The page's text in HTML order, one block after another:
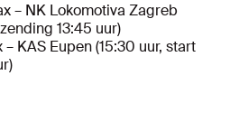
– NK Lokomotiva Zagreb
13:45 uur)
KAS Eupen (15:30 uur, start